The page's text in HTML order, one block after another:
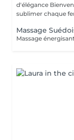
d'élégance Bienvenue chez Alenes Beauty, un lieu pensé pour
sublimer chaque
Massage
Massage